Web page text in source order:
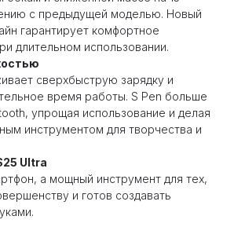
с предыдущей моделью. Новый
гарантирует комфортное
длительном использовании.
сверхбыструю зарядку и
время работы. S Pen больше
упрощая использование и делая
инструментом для творчества и
Ultra
а мощный инструмент для тех,
и готов создавать